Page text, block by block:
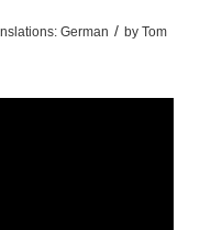
German / by Tom